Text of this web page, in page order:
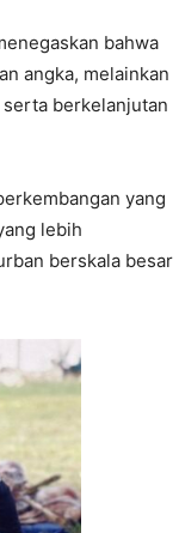
bahwa
angka, melainkan
berkelanjutan
yang
lebih
berskala besar